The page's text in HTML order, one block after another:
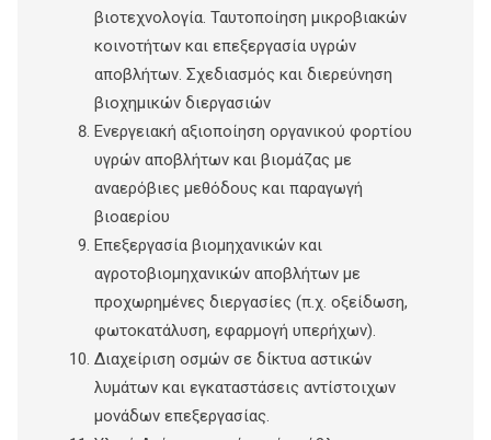
βιοτεχνολογία. Ταυτοποίηση μικροβιακών
κοινοτήτων και επεξεργασία υγρών
αποβλήτων. Σχεδιασμός και διερεύνηση
βιοχημικών διεργασιών
Ενεργειακή αξιοποίηση οργανικού φορτίου
υγρών αποβλήτων και βιομάζας με
αναερόβιες μεθόδους και παραγωγή
βιοαερίου
Επεξεργασία βιομηχανικών και
αγροτοβιομηχανικών αποβλήτων με
προχωρημένες διεργασίες (π.χ. οξείδωση,
φωτοκατάλυση, εφαρμογή υπερήχων).
Διαχείριση οσμών σε δίκτυα αστικών
λυμάτων και εγκαταστάσεις αντίστοιχων
μονάδων επεξεργασίας.